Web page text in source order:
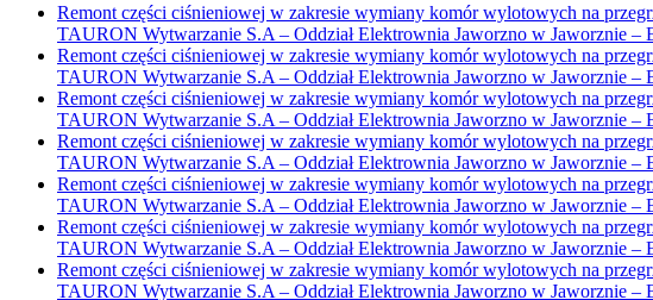
Remont części ciśnieniowej w zakresie wymiany komór wylotowych na
TAURON Wytwarzanie S.A – Oddział Elektrownia Jaworzno w Jaworznie –
Remont części ciśnieniowej w zakresie wymiany komór wylotowych na
TAURON Wytwarzanie S.A – Oddział Elektrownia Jaworzno w Jaworznie –
Remont części ciśnieniowej w zakresie wymiany komór wylotowych na
TAURON Wytwarzanie S.A – Oddział Elektrownia Jaworzno w Jaworznie –
Remont części ciśnieniowej w zakresie wymiany komór wylotowych na
TAURON Wytwarzanie S.A – Oddział Elektrownia Jaworzno w Jaworznie –
Remont części ciśnieniowej w zakresie wymiany komór wylotowych na
TAURON Wytwarzanie S.A – Oddział Elektrownia Jaworzno w Jaworznie –
Remont części ciśnieniowej w zakresie wymiany komór wylotowych na
TAURON Wytwarzanie S.A – Oddział Elektrownia Jaworzno w Jaworznie –
Remont części ciśnieniowej w zakresie wymiany komór wylotowych na
TAURON Wytwarzanie S.A – Oddział Elektrownia Jaworzno w Jaworznie –